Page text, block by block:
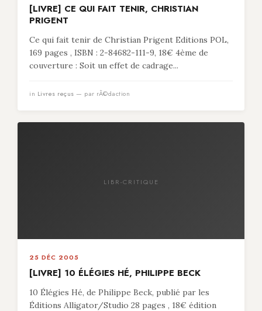
[LIVRE] CE QUI FAIT TENIR, CHRISTIAN
PRIGENT
Ce qui fait tenir de Christian Prigent Editions POL,
169 pages , ISBN : 2-84682-111-9, 18€ 4ème de
couverture : Soit un effet de cadrage...
in Livres reçus — par rÃ©daction
LIBR-CRITIQUE
25 DÉC 2005
[LIVRE] 10 ÉLÉGIES HÉ, PHILIPPE BECK
10 Élégies Hé, de Philippe Beck, publié par les
Éditions Alligator/Studio 28 pages , 18€ édition